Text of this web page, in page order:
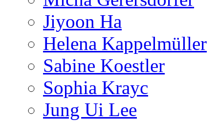
Jiyoon Ha
Helena Kappelmüller
Sabine Koestler
Sophia Krayc
Jung Ui Lee